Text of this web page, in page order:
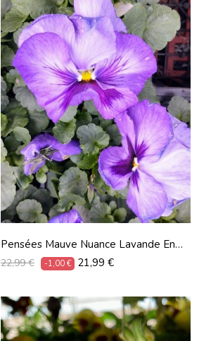
Pensées Mauve Nuance Lavande En
Lot De 9 Pots De 9 Cm
Prix
22,99 € -1,00 € Prix
21,99 €